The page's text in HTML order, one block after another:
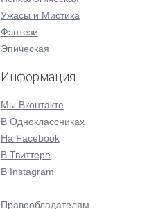
Ужасы и Мистика
Фэнтези
Эпическая
Информация
Мы Вконтакте
В Одноклассниках
На Facebook
В Твиттере
В Instagram
Правообладателям